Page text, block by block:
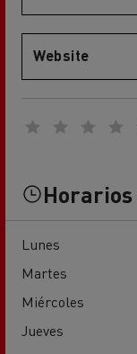
Website
Horarios
Lunes
Martes
Miércoles
Jueves